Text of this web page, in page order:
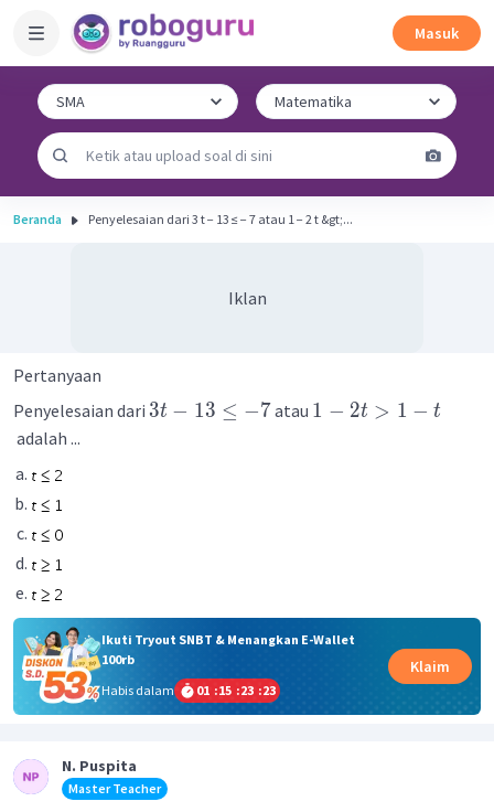
Masuk
Beranda Penyelesaian dari 3 t − 13 ≤ − 7 atau 1 − 2 t &gt;...
Iklan
Pertanyaan
Penyelesaian dari 3t − 13 ≤ −7atau 1 − 2t > 1 − t
adalah ...
Ikuti Tryout SNBT & Menangkan E-Wallet
100rb
Habis dalam
01 :15 :23 :22
Klaim
N. Puspita
Master Teacher